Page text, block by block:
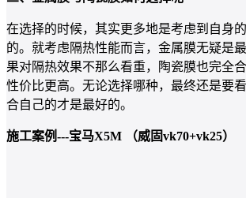
在选择的时候，其实更多地是考虑到自身
的。就考虑隔热性能而言，金属膜无疑是
果对隔热效果不那么看重，陶瓷膜也完全
性价比更高。无论选择哪种，最终还是要
合自己的才是最好的。
施工案例---宝马X5M （威固vk70+vk25）